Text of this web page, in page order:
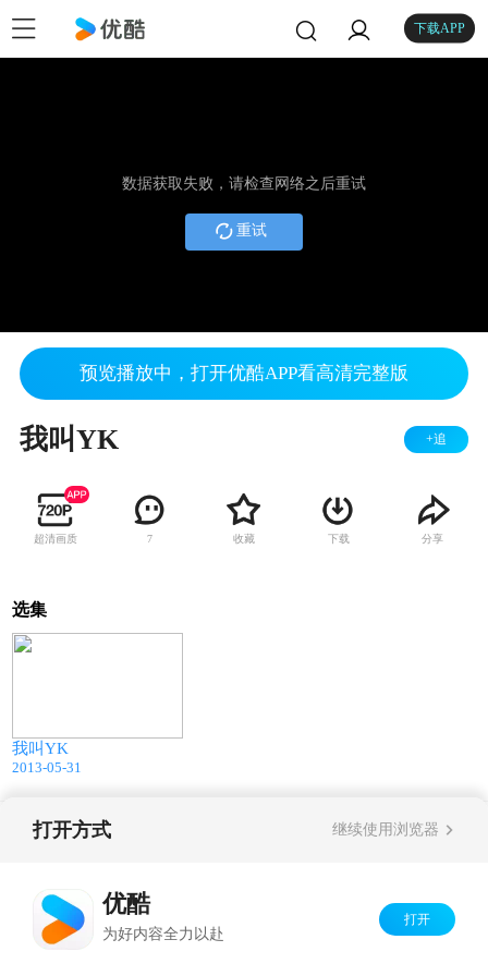
下载APP
数据获取失败，请检查网络之后重试
重试
预览播放中，打开优酷APP看高清完整版
我叫YK +追
超清画质 7 收藏 下载 分享
选集
我叫YK
2013-05-31
版权所有
打开方式 继续使用浏览器
优酷
为好内容全力以赴
打开